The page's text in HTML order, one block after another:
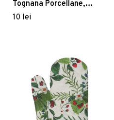
Tognana Porcellane,
17x27 cm, bumbac,
10 lei